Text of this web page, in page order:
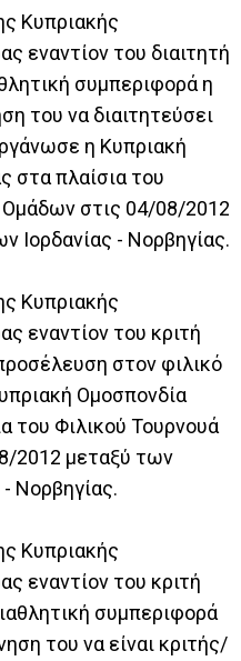
Κυπριακής
εναντίον του διαιτητή
συμπεριφορά η
του να διαιτητεύσει
η Κυπριακή
στα πλαίσια του
Ομάδων στις 04/08/2012
Ιορδανίας - Νορβηγίας.
Κυπριακής
εναντίον του κριτή
στον φιλικό
Ομοσπονδία
του Φιλικού Τουρνουά
2012 μεταξύ των
Νορβηγίας.
Κυπριακής
εναντίον του κριτή
συμπεριφορά
του να είναι κριτής/